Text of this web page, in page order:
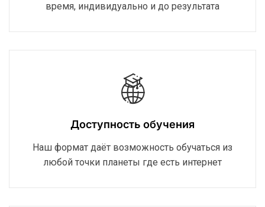
время, индивидуально и до результата
Доступность обучения
Наш формат даёт возможность обучаться из
любой точки планеты где есть интернет